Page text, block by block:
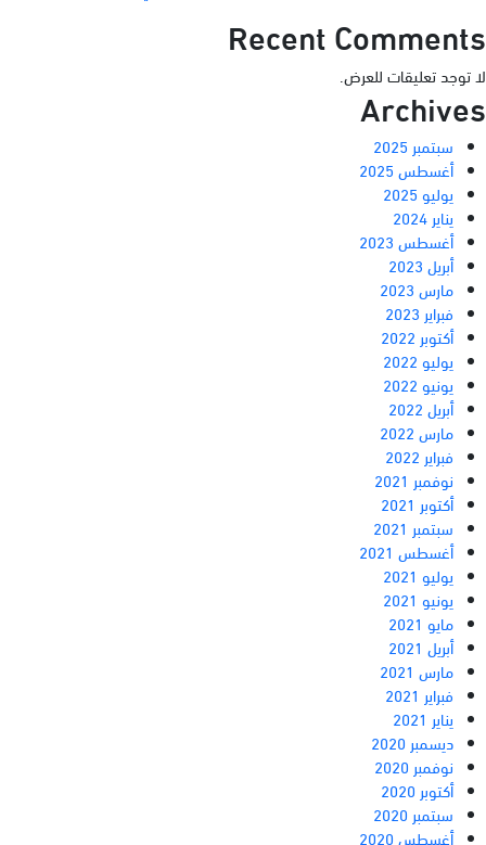
Recent Comments
لا توجد تعليقات للعرض.
Archives
سبتمبر 2025
أغسطس 2025
يوليو 2025
يناير 2024
أغسطس 2023
أبريل 2023
مارس 2023
فبراير 2023
أكتوبر 2022
يوليو 2022
يونيو 2022
أبريل 2022
مارس 2022
فبراير 2022
نوفمبر 2021
أكتوبر 2021
سبتمبر 2021
أغسطس 2021
يوليو 2021
يونيو 2021
مايو 2021
أبريل 2021
مارس 2021
فبراير 2021
يناير 2021
ديسمبر 2020
نوفمبر 2020
أكتوبر 2020
سبتمبر 2020
أغسطس 2020